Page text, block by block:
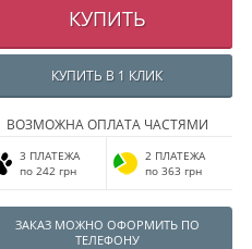
КУПИТЬ
КУПИТЬ В 1 КЛИК
ВОЗМОЖНА ОПЛАТА ЧАСТЯМИ
3 ПЛАТЕЖА
по 242 грн
2 ПЛАТЕЖА
по 363 грн
ЗАКАЗ МОЖНО ОФОРМИТЬ ПО
ТЕЛЕФОНУ